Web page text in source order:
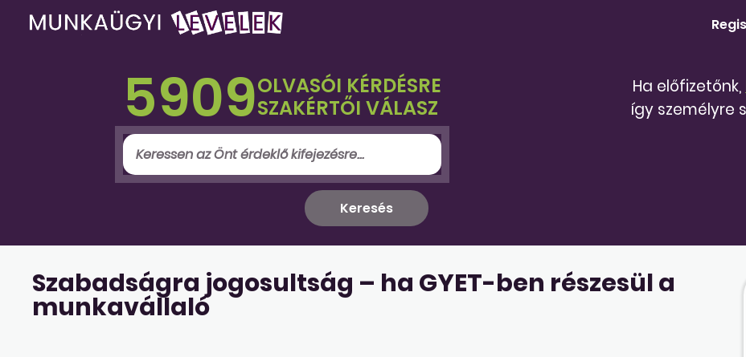
5909OLVASÓI KÉRDÉSRE
SZAKÉRTŐI VÁLASZ
Ha előfizetőnk,
így személyre
Szabadságra jogosultság – ha GYET-ben részesül a
munkavállaló